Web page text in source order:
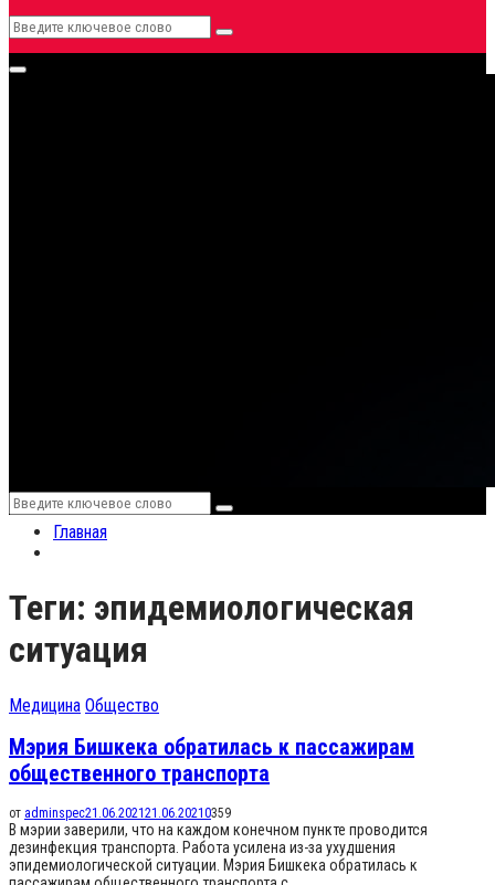
Search
for:
Search
Primary
Search
for:
Search
Главная
Теги: эпидемиологическая
ситуация
Медицина Общество
Мэрия Бишкека обратилась к пассажирам
общественного транспорта
от adminspec21.06.202121.06.20210359
В мэрии заверили, что на каждом конечном пункте проводится
дезинфекция транспорта. Работа усилена из-за ухудшения
эпидемиологической ситуации. Мэрия Бишкека обратилась к